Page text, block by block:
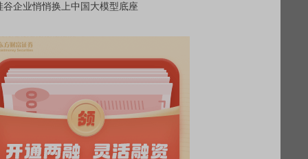
谷企业悄悄换上中国大模型底座